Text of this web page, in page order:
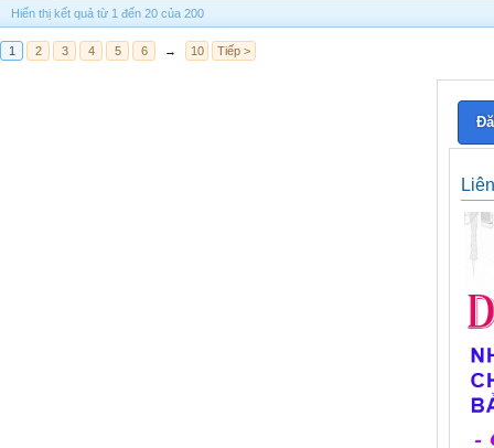
Hiển thị kết quả từ 1 đến 20 của 200
1 2 3 4 5 6 → 10 Tiếp >